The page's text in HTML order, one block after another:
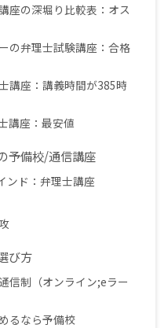
座の深堀り比較表：オス
の弁理士試験講座：合格
講座：講義時間が385時
講座：最安値
予備校/通信講座
ンド：弁理士講座
び方
信制（オンライン;eラー
るなら予備校